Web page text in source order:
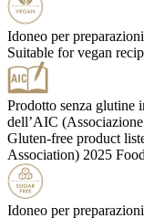
Idoneo per
Suitable for vegan
Prodotto senza glutine
dell’AIC
Gluten-free product
Association) 2025
Idoneo per